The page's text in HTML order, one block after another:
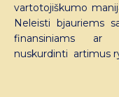
vartotojiškumo
Neleisti bjauriems
finansiniams ar
nuskurdinti artimus